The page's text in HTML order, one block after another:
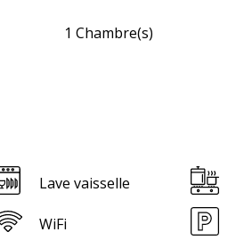
1 Chambre(s)
Lave vaisselle
WiFi